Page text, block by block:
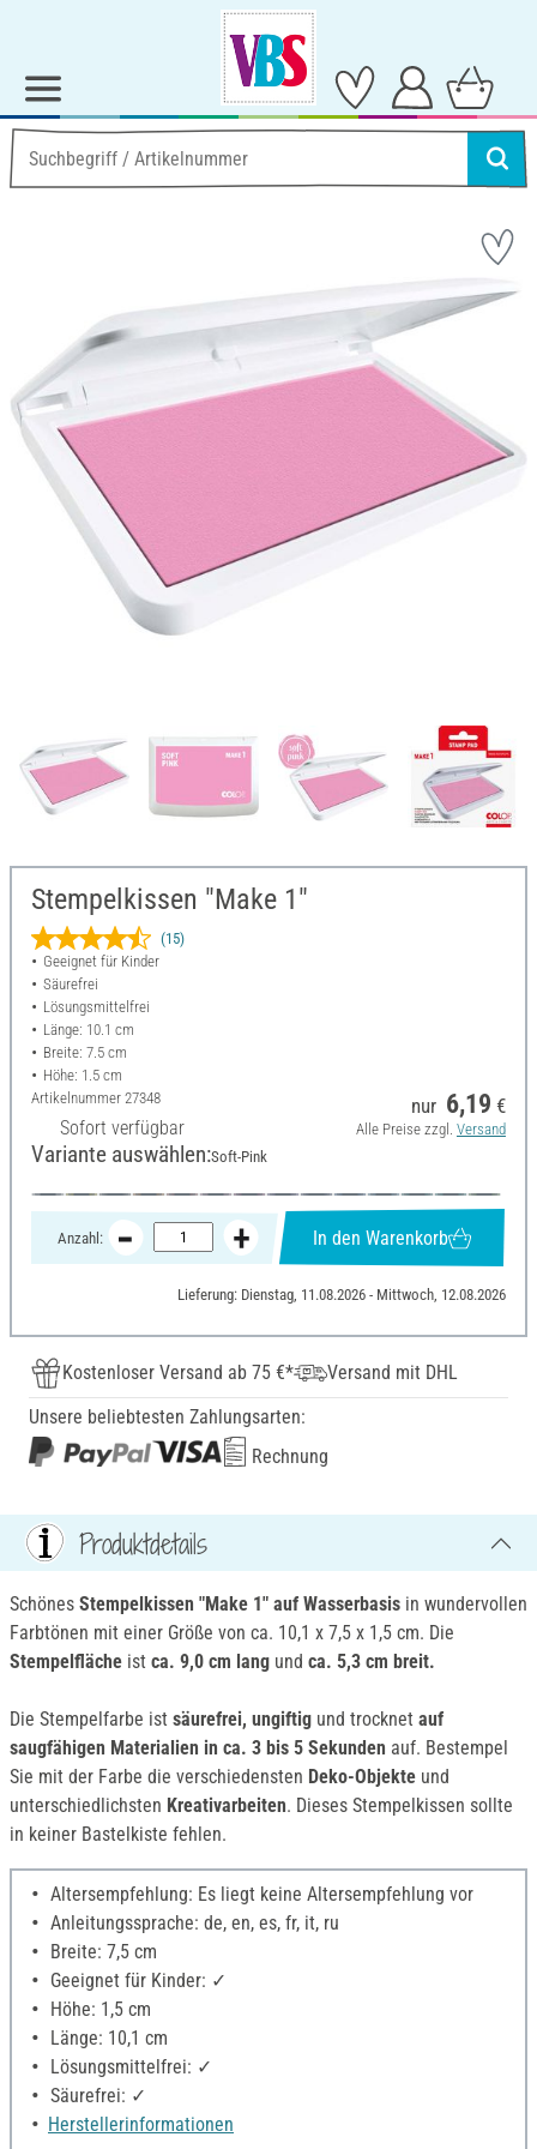
Stempelkissen "Make 1"
(15)
Geeignet für Kinder
Säurefrei
Lösungsmittelfrei
Länge: 10.1 cm
Breite: 7.5 cm
Höhe: 1.5 cm
Artikelnummer 27348
Sofort verfügbar
nur 6,19 €
Alle Preise zzgl. Versand
Variante auswählen:Soft-Pink
Anzahl: In den Warenkorb
Lieferung: Dienstag, 11.08.2026 - Mittwoch, 12.08.2026
Kostenloser Versand ab 75 €*
Versand mit DHL
Unsere beliebtesten Zahlungsarten:
Rechnung
Produktdetails
Schönes Stempelkissen "Make 1" auf Wasserbasis in wundervollen
Farbtönen mit einer Größe von ca. 10,1 x 7,5 x 1,5 cm. Die
Stempelfläche ist ca. 9,0 cm lang und ca. 5,3 cm breit.
Die Stempelfarbe ist säurefrei, ungiftig und trocknet auf
saugfähigen Materialien in ca. 3 bis 5 Sekunden auf. Bestempel
Sie mit der Farbe die verschiedensten Deko-Objekte und
unterschiedlichsten Kreativarbeiten. Dieses Stempelkissen sollte
in keiner Bastelkiste fehlen.
Altersempfehlung: Es liegt keine Altersempfehlung vor
Anleitungssprache: de, en, es, fr, it, ru
Breite: 7,5 cm
Geeignet für Kinder: ✓
Höhe: 1,5 cm
Länge: 10,1 cm
Lösungsmittelfrei: ✓
Säurefrei: ✓
Herstellerinformationen